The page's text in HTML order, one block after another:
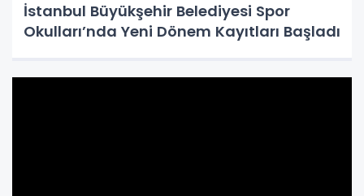
İstanbul Büyükşehir Belediyesi Spor
Okulları’nda Yeni Dönem Kayıtları Başladı